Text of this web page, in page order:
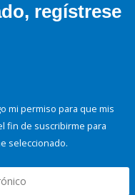
regístrese
mi permiso para que mis
fin de suscribirme para
seleccionado.